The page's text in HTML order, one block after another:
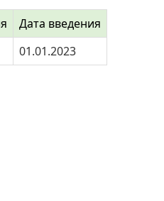
Дата введения
01.01.2023